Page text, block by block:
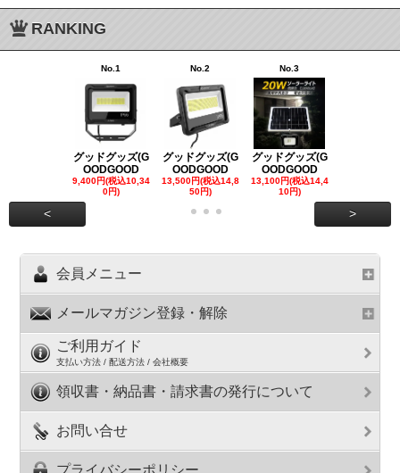
RANKING
No.1
グッドグッズ(G
OODGOOD
9,400円(税込10,34
0円)
No.2
グッドグッズ(G
OODGOOD
13,500円(税込14,8
50円)
No.3
グッドグッズ(G
OODGOOD
13,100円(税込14,4
10円)
< >
会員メニュー
メールマガジン登録・解除
ご利用ガイド
支払い方法 / 配送方法 / 会社概要
領収書・納品書・請求書の発行について
お問い合せ
プライバシーポリシー